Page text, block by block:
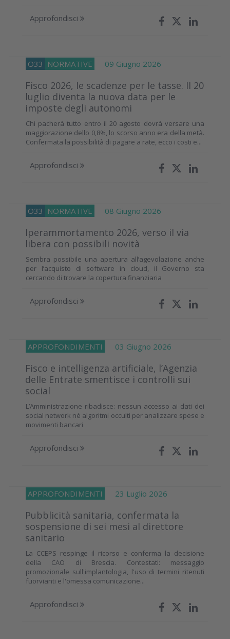
Approfondisci
O33 NORMATIVE 09 Giugno 2026
Fisco 2026, le scadenze per le tasse. Il 20
luglio diventa la nuova data per le
imposte degli autonomi
Chi pacherà tutto entro il 20 agosto dovrà versare una
maggiorazione dello 0,8%, lo scorso anno era della metà.
Confermata la possibilità di pagare a rate, ecco i costi e...
Approfondisci
O33 NORMATIVE 08 Giugno 2026
Iperammortamento 2026, verso il via
libera con possibili novità
Sembra possibile una apertura all’agevolazione anche
per l’acquisto di software in cloud, il Governo sta
cercando di trovare la copertura finanziaria
Approfondisci
APPROFONDIMENTI 03 Giugno 2026
Fisco e intelligenza artificiale, l’Agenzia
delle Entrate smentisce i controlli sui
social
L’Amministrazione ribadisce: nessun accesso ai dati dei
social network né algoritmi occulti per analizzare spese e
movimenti bancari
Approfondisci
APPROFONDIMENTI 23 Luglio 2026
Pubblicità sanitaria, confermata la
sospensione di sei mesi al direttore
sanitario
La CCEPS respinge il ricorso e conferma la decisione
della CAO di Brescia. Contestati: messaggio
promozionale sull'implantologia, l'uso di termini ritenuti
fuorvianti e l'omessa comunicazione...
Approfondisci